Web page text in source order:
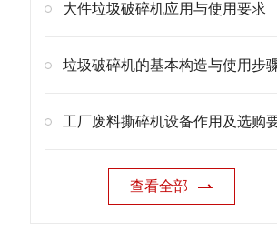
大件垃圾破碎机应用与使用要求
垃圾破碎机的基本构造与使用步
工厂废料撕碎机设备作用及选购
查看全部